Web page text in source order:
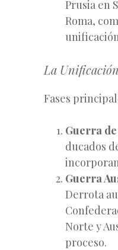
Prusia en
Roma,
La
Fases
Guerra
ducados
Guerra
Derrota
Norte y
proceso.